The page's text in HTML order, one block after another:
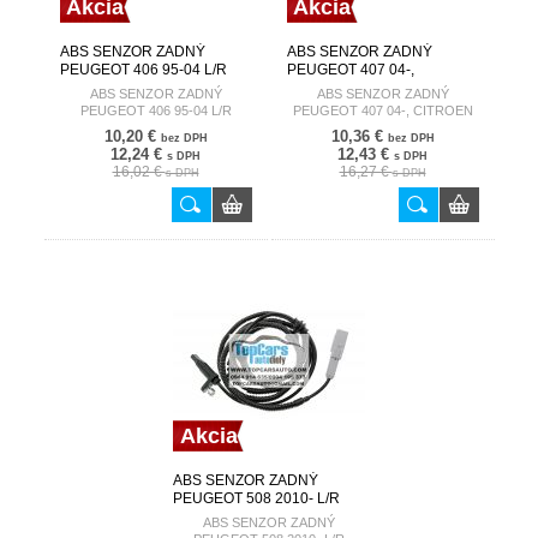
Akcia
ABS SENZOR ZADNÝ
PEUGEOT 406 95-04 L/R
96183261
ABS SENZOR ZADNÝ
PEUGEOT 406 95-04 L/R
96183261
10,20 € bez DPH
12,24 € s DPH
16,02 €s DPH
Akcia
ABS SENZOR ZADNÝ
PEUGEOT 407 04-,
CITROEN C6 05- L/R
4545G7
ABS SENZOR ZADNÝ
PEUGEOT 407 04-, CITROEN
C6 05- L/R 4545G7
10,36 € bez DPH
12,43 € s DPH
16,27 €s DPH
Akcia
ABS SENZOR ZADNÝ
PEUGEOT 508 2010- L/R
4545.K7ABS SENZOR ZADNÝ